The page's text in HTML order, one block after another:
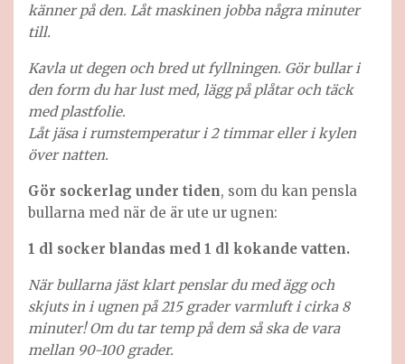
känner på den. Låt maskinen jobba några minuter
till.
Kavla ut degen och bred ut fyllningen. Gör bullar i
den form du har lust med, lägg på plåtar och täck
med plastfolie.
Låt jäsa i rumstemperatur i 2 timmar eller i kylen
över natten.
Gör sockerlag under tiden, som du kan pensla
bullarna med när de är ute ur ugnen:
1 dl socker blandas med 1 dl kokande vatten.
När bullarna jäst klart penslar du med ägg och
skjuts in i ugnen på 215 grader varmluft i cirka 8
minuter! Om du tar temp på dem så ska de vara
mellan 90-100 grader.